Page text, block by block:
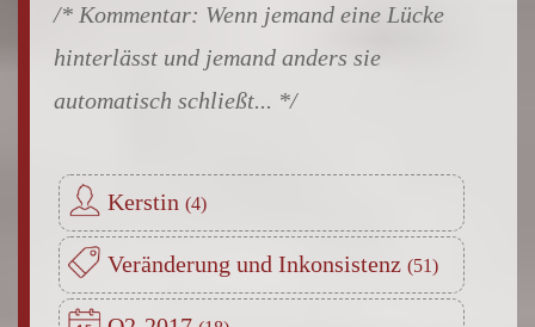
Wenn jemand eine Lücke
hinterlässt und jemand anders sie
automatisch schließt...
Kerstin
Veränderung und Inkonsistenz